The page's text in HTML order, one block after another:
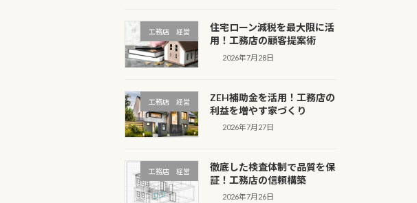
工務店 経営
住宅ローン減税を最大限に活
用！工務店の顧客提案術
2026年7月28日
工務店 経営
ZEH補助金を活用！工務店の
利益を増やす家づくり
2026年7月27日
工務店 経営
徹底した検査体制で品質を保
証！工務店の信頼構築
2026年7月26日